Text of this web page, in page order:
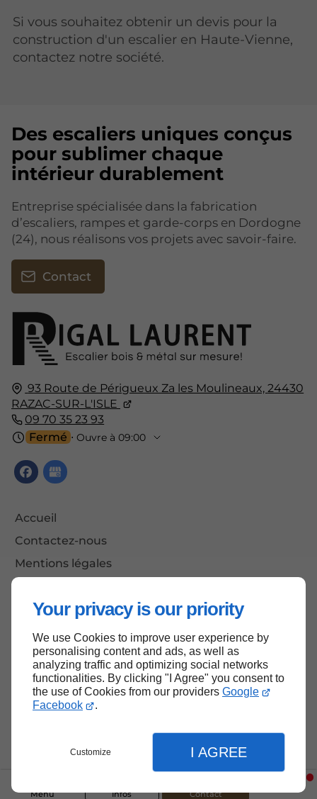
Your privacy is our priority
We use Cookies to improve user experience by
personalising content and ads, as well as
analyzing traffic and optimizing social networks
functionalities. By clicking "I Agree" you consent to
the use of Cookies from our providers Google
Facebook
.
Customize I AGREE
Menu Infos Contact
Si vous souhaitez obtenir un devis pour la
construction d'un escalier en Haute-Vienne,
contactez notre société.
93 Route de Périgueux Za les Moulineaux,24430
RAZAC-SUR-L'ISLE
09 70 35 23 93
Fermé ⋅ Ouvre à 09:00
Accueil
Contactez-nous
Mentions légales
Des escaliers uniques conçus
pour sublimer chaque
intérieur durablement
Entreprise spécialisée dans la fabrication
d’escaliers, rampes et garde-corps en Dordogne
(24), nous réalisons vos projets avec savoir-faire.
Contact
Haut de page